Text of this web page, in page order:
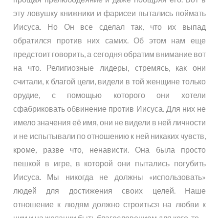
эту ловушку книжники и фарисеи пытались поймать
Иисуса. Но Он все сделал так, что их выпад
обратился против них самих. Об этом нам еще
предстоит говорить, а сегодня обратим внимание вот
на что. Религиозные лидеры, стремясь, как они
считали, к благой цели, видели в той женщине только
орудие, с помощью которого они хотели
сфабриковать обвинение против Иисуса. Для них не
имело значения её имя, они не видели в ней личности
и не испытывали по отношению к ней никаких чувств,
кроме, разве что, ненависти. Она была просто
пешкой в игре, в которой они пытались погубить
Иисуса. Мы никогда не должны «использовать»
людей для достижения своих целей. Наше
отношение к людям должно строиться на любви к